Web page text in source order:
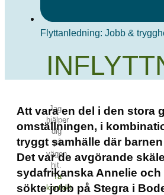
Jag
hjälper
dig
på
vägen
hit.
Ta
kontakt
Flyttanledning: Jobb &
Att vara en del i den stora
omställningen, i
tryggt samhälle där
Det var de avgörande
sydafrikanska Annelie och
sökte jobb på Stegra i